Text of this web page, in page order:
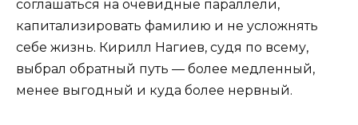
соглашаться на очевидные параллели,
капитализировать фамилию и не усложнять
себе жизнь. Кирилл Нагиев, судя по всему,
выбрал обратный путь — более медленный,
менее выгодный и куда более нервный.